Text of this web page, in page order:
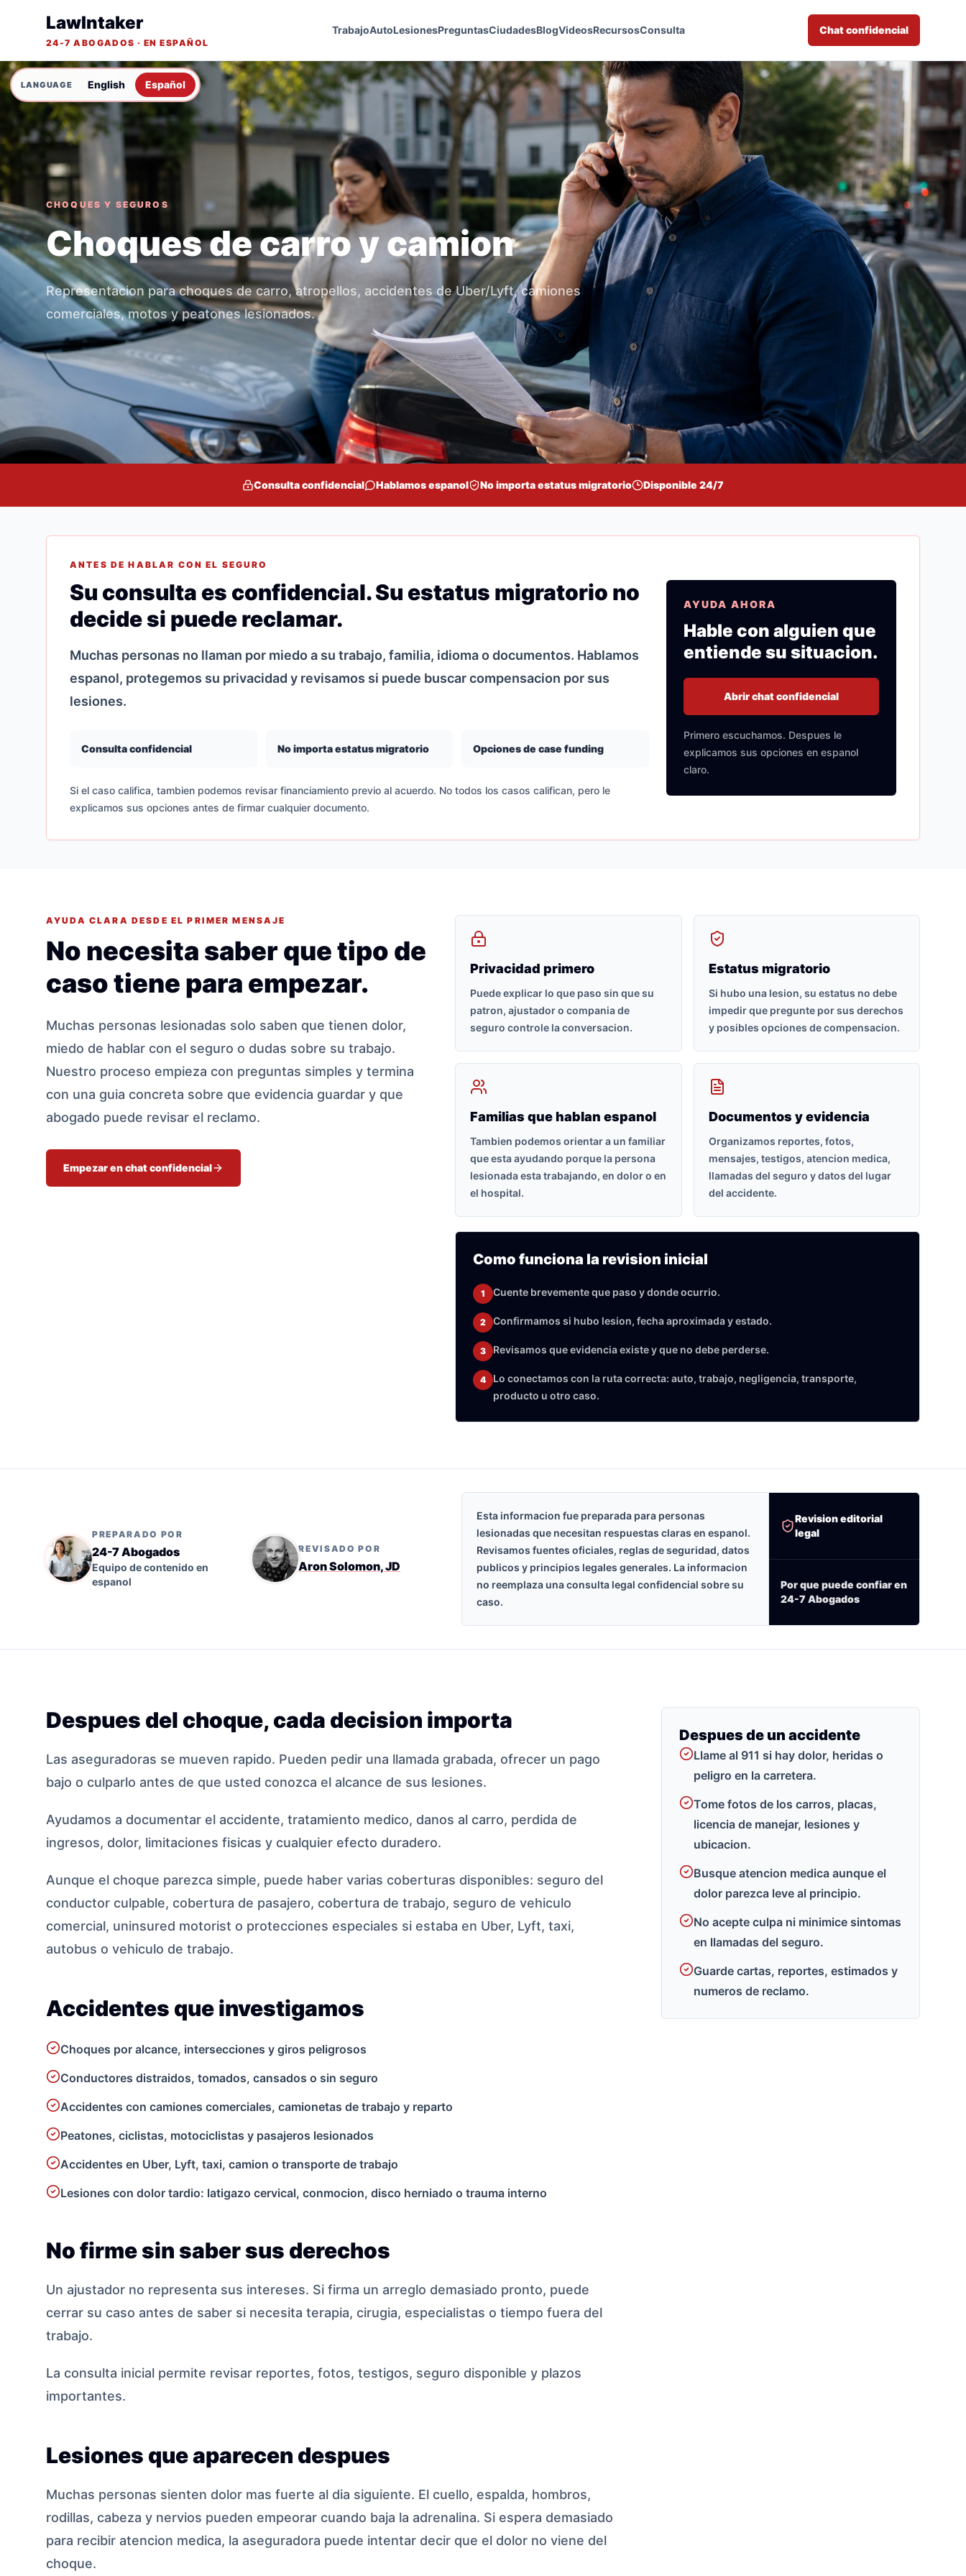
English Español
LawIntaker
24-7 ABOGADOS · EN ESPAÑOL
TrabajoAutoLesionesPreguntasCiudadesBlogVideosRecursosConsulta Chat confidencial
CHOQUES Y SEGUROS
Choques de carro y camion
Representacion para choques de carro, atropellos, accidentes de Uber/Lyft, camiones
comerciales, motos y peatones lesionados.
Consulta confidencial Hablamos espanol No importa estatus migratorio Disponible 24/7
ANTES DE HABLAR CON EL SEGURO
Su consulta es confidencial. Su estatus migratorio no
decide si puede reclamar.
Muchas personas no llaman por miedo a su trabajo, familia, idioma o documentos. Hablamos
espanol, protegemos su privacidad y revisamos si puede buscar compensacion por sus
lesiones.
Consulta confidencial No importa estatus migratorio Opciones de case funding
Si el caso califica, tambien podemos revisar financiamiento previo al acuerdo. No todos los casos califican, pero le
explicamos sus opciones antes de firmar cualquier documento.
AYUDA AHORA
Hable con alguien que
entiende su situacion.
Abrir chat confidencial
Primero escuchamos. Despues le
explicamos sus opciones en espanol
claro.
AYUDA CLARA DESDE EL PRIMER MENSAJE
No necesita saber que tipo de
caso tiene para empezar.
Muchas personas lesionadas solo saben que tienen dolor,
miedo de hablar con el seguro o dudas sobre su trabajo.
Nuestro proceso empieza con preguntas simples y termina
con una guia concreta sobre que evidencia guardar y que
abogado puede revisar el reclamo.
Empezar en chat confidencial
Privacidad primero
Puede explicar lo que paso sin que su
patron, ajustador o compania de
seguro controle la conversacion.
Estatus migratorio
Si hubo una lesion, su estatus no debe
impedir que pregunte por sus derechos
y posibles opciones de compensacion.
Familias que hablan espanol
Tambien podemos orientar a un familiar
que esta ayudando porque la persona
lesionada esta trabajando, en dolor o en
el hospital.
Documentos y evidencia
Organizamos reportes, fotos,
mensajes, testigos, atencion medica,
llamadas del seguro y datos del lugar
del accidente.
Como funciona la revision inicial
1 Cuente brevemente que paso y donde ocurrio.
2 Confirmamos si hubo lesion, fecha aproximada y estado.
3 Revisamos que evidencia existe y que no debe perderse.
4
Lo conectamos con la ruta correcta: auto, trabajo, negligencia, transporte,
producto u otro caso.
PREPARADO POR
24-7 Abogados
Equipo de contenido en
espanol
REVISADO POR
Aron Solomon, JD
Esta informacion fue preparada para personas
lesionadas que necesitan respuestas claras en espanol.
Revisamos fuentes oficiales, reglas de seguridad, datos
publicos y principios legales generales. La informacion
no reemplaza una consulta legal confidencial sobre su
caso.
Revision editorial
legal
Por que puede confiar en
24-7 Abogados
Despues del choque, cada decision importa
Las aseguradoras se mueven rapido. Pueden pedir una llamada grabada, ofrecer un pago
bajo o culparlo antes de que usted conozca el alcance de sus lesiones.
Ayudamos a documentar el accidente, tratamiento medico, danos al carro, perdida de
ingresos, dolor, limitaciones fisicas y cualquier efecto duradero.
Aunque el choque parezca simple, puede haber varias coberturas disponibles: seguro del
conductor culpable, cobertura de pasajero, cobertura de trabajo, seguro de vehiculo
comercial, uninsured motorist o protecciones especiales si estaba en Uber, Lyft, taxi,
autobus o vehiculo de trabajo.
Accidentes que investigamos
Choques por alcance, intersecciones y giros peligrosos
Conductores distraidos, tomados, cansados o sin seguro
Accidentes con camiones comerciales, camionetas de trabajo y reparto
Peatones, ciclistas, motociclistas y pasajeros lesionados
Accidentes en Uber, Lyft, taxi, camion o transporte de trabajo
Lesiones con dolor tardio: latigazo cervical, conmocion, disco herniado o trauma interno
No firme sin saber sus derechos
Un ajustador no representa sus intereses. Si firma un arreglo demasiado pronto, puede
cerrar su caso antes de saber si necesita terapia, cirugia, especialistas o tiempo fuera del
trabajo.
La consulta inicial permite revisar reportes, fotos, testigos, seguro disponible y plazos
importantes.
Lesiones que aparecen despues
Muchas personas sienten dolor mas fuerte al dia siguiente. El cuello, espalda, hombros,
rodillas, cabeza y nervios pueden empeorar cuando baja la adrenalina. Si espera demasiado
para recibir atencion medica, la aseguradora puede intentar decir que el dolor no viene del
choque.
Despues de un accidente
Llame al 911 si hay dolor, heridas o
peligro en la carretera.
Tome fotos de los carros, placas,
licencia de manejar, lesiones y
ubicacion.
Busque atencion medica aunque el
dolor parezca leve al principio.
No acepte culpa ni minimice sintomas
en llamadas del seguro.
Guarde cartas, reportes, estimados y
numeros de reclamo.